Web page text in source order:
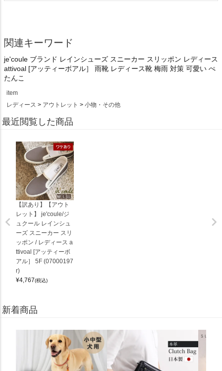
関連キーワード
je'coule ブランド レインシューズ スニーカー スリッポン レディース
attivoal [アッティーボアル］ 雨靴 レディース靴 梅雨 対策 可愛い ぺ
たんこ
item
レディース
アウトレット 小物・その他
最近閲覧した商品
【訳あり】【アウト
レット】 je'coule/ジ
ュクール レインシュ
ーズ スニーカー スリ
ッポン / レディース a
ttivoal [アッティーボ
アル］ 5F (07000197
r)
¥4,767(税込)
新着商品